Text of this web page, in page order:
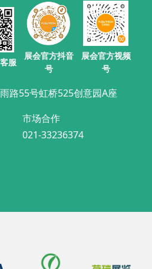
服
展会官方抖音
号
展会官方视频
号
路55号虹桥525创意园A座
市场合作
021-33236374